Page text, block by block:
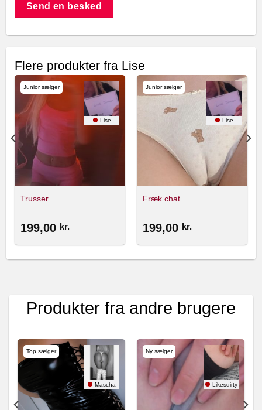
Send en besked
Flere produkter fra Lise
Junior sælger
Lise
Trusser
199,00 kr.
Junior sælger
Lise
Fræk chat
199,00 kr.
Produkter fra andre brugere
Top sælger
Mascha
Ny sælger
Likesdirty